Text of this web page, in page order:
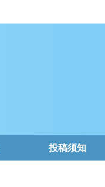
投稿须知